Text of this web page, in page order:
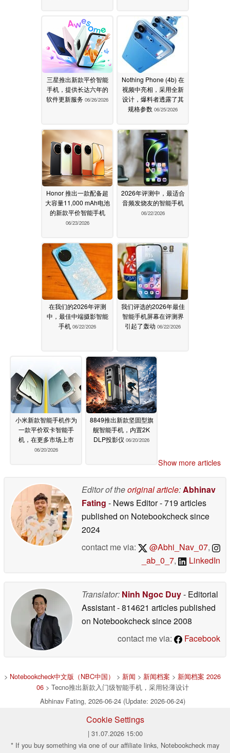
三星推出新款平价智能
手机，提供长达六年的
软件更新服务 06/26/2026
Nothing Phone (4b) 在
视频中亮相，采用全新
设计，爆料者透露了其
规格参数 06/25/2026
Honor 推出一款配备超
大容量11,000 mAh电池
的新款平价智能手机
06/23/2026
2026年评测中，最适合
音频发烧友的智能手机
06/22/2026
在我们的2026年评测
中，最佳中端摄影智能
手机 06/22/2026
我们评选的2026年最佳
智能手机屏幕在评测界
引起了轰动 06/22/2026
小米新款智能手机作为
一款平价双卡智能手
机，在更多市场上市
06/20/2026
8849推出新款坚固型旗
舰智能手机，内置2K
DLP投影仪 06/20/2026
Show more articles
Editor of theoriginal article:Abhinav
Fating - News Editor- 719 articles
published on Notebookchecksince
2024
contact me via:
@Abhi_Nav_07,
_ab_0_7, LinkedIn
Translator: Ninh Ngoc Duy- Editorial
Assistant- 814621 articles published
on Notebookchecksince 2008
contact me via:
Facebook
> Notebookcheck中文版（NBC中国） > 新闻 > 新闻档案 > 新闻档案 2026
06> Tecno推出新款入门级智能手机，采用轻薄设计
Abhinav Fating, 2026-06-24 (Update: 2026-06-24)
Cookie Settings
| 31.07.2026 15:00
* If you buy something via one of our affiliate links, Notebookcheck may